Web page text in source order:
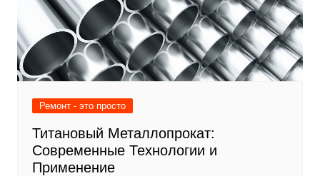
Ремонт - это просто
Титановый Металлопрокат:
Современные Технологии и
Применение